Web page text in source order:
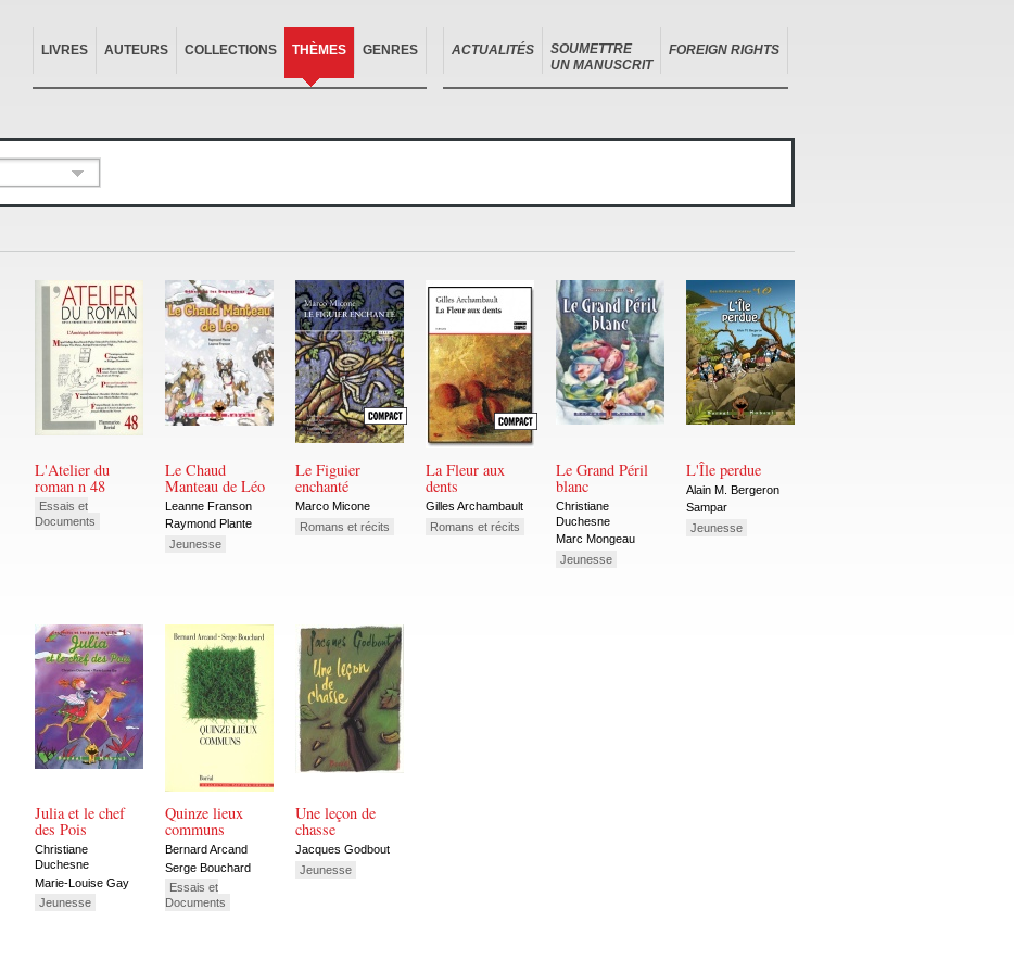
LIVRES AUTEURS COLLECTIONS THÈMES GENRES ACTUALITÉS
SOUMETTRE
UN MANUSCRIT
FOREIGN RIGHTS
L'Atelier du
roman n 48
Essais et
Documents
Le Chaud
Manteau de Léo
Leanne Franson
Raymond Plante
Jeunesse
Le Figuier
enchanté
Marco Micone
Romans et récits
La Fleur aux
dents
Gilles Archambault
Romans et récits
Le Grand Péril
blanc
Christiane
Duchesne
Marc Mongeau
Jeunesse
L'Île perdue
Alain M. Bergeron
Sampar
Jeunesse
Julia et le chef
des Pois
Christiane
Duchesne
Marie-Louise Gay
Jeunesse
Quinze lieux
communs
Bernard Arcand
Serge Bouchard
Essais et
Documents
Une leçon de
chasse
Jacques Godbout
Jeunesse